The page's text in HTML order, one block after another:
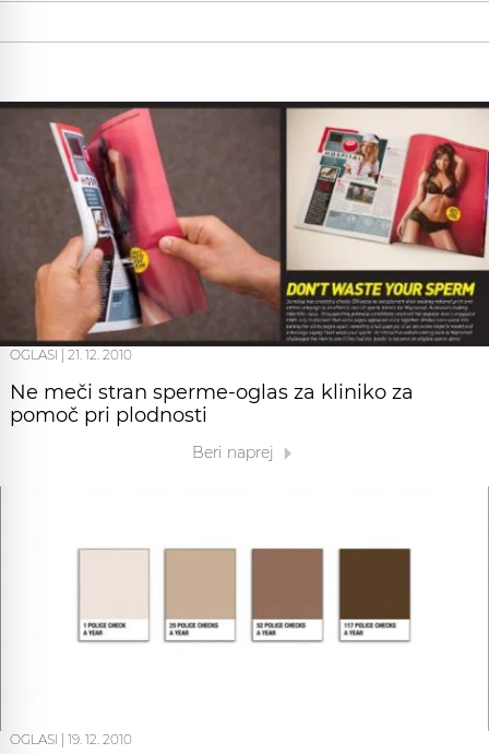
OGLASI | 21. 12. 2010
Ne meči stran sperme-oglas za kliniko za
pomoč pri plodnosti
Beri naprej
OGLASI 19. 12. 2010